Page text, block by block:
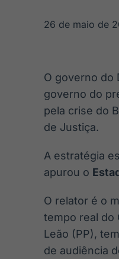
Plataforma para
negociação de
APIs
Broadcast
Radar
Monitoramento
inteligente de
A
plataforma
analisar
no
26 de maio de
O governo do
governo do
pela crise do
de Justiça.
A estratégia
apurou o
O relator é o
tempo real do
Leão (PP),
de audiência